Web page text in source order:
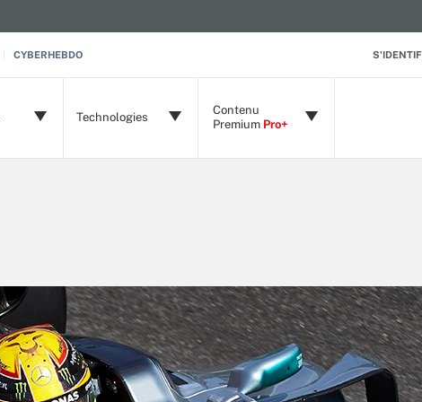
CYBERHEBDO
Technologies
Contenu
Premium Pro+